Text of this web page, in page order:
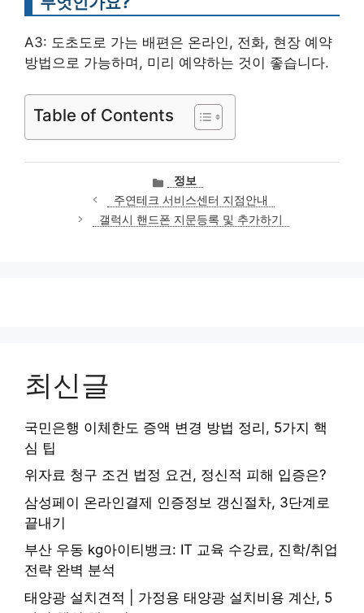
A3: 도초도로 가는 배편은 온라인, 전화, 현장 예약
방법으로 가능하며, 미리 예약하는 것이 좋습니다.
Table of Contents
카
테
고
리
정보
주연테크 서비스센터 지점안내
갤럭시 핸드폰 지문등록 및 추가하기
최신글
국민은행 이체한도 증액 변경 방법 정리, 5가지 핵
심 팁
위자료 청구 조건 법정 요건, 정신적 피해 입증은?
삼성페이 온라인결제 인증정보 갱신절차, 3단계로
끝내기
부산 우동 kg아이티뱅크: IT 교육 수강료, 진학/취업
전략 완벽 분석
태양광 설치견적 | 가정용 태양광 설치비용 계산, 5